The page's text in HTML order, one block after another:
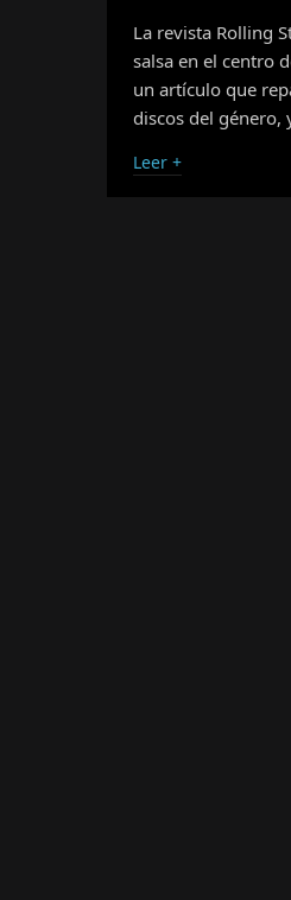
La revista Rolling
salsa en el centro
un artículo que
discos del género,
Leer +